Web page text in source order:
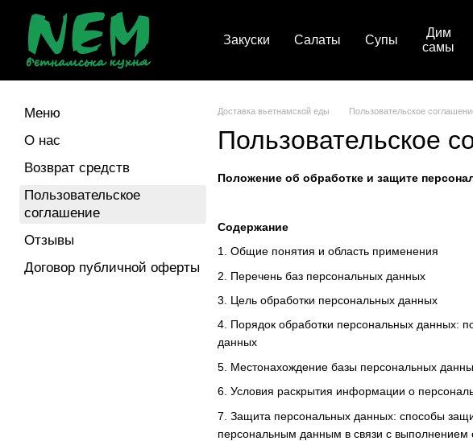
Перейти к основному контенту
Закуски Салаты Супы
Дим
самы
Доставка вьетнамской еды Пользовательское
Пользовательское
Положение об обработке и защите
Содержание
1. Общие понятия и область применения
2. Перечень баз персональных данных
3. Цель обработки персональных данных
4. Порядок обработки персональных данных:
данных
5. Местонахождение базы персональных
6. Условия раскрытия информации о
7. Защита персональных данных: способы
персональным данным в связи с выполнением
Меню
О нас
Возврат средств
Пользовательское
соглашение
Отзывы
Договор публичной оферты